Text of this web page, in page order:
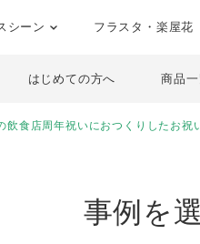
シーン フラスタ・楽屋花
はじめての方へ 商品一
飲食店周年祝いにおつくりしたお祝
事例を